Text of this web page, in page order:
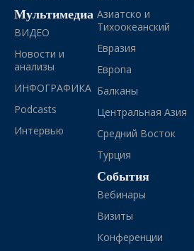
Мультимедиа
ВИДЕО
Новости и
анализы
ИНФОГРАФИКА
Podcasts
Интервью
Азиатско и
Тихоокеанский
Евразия
Европа
Балканы
Центральная Азия
Средний Восток
Турция
События
Вебинары
Визиты
Конференции